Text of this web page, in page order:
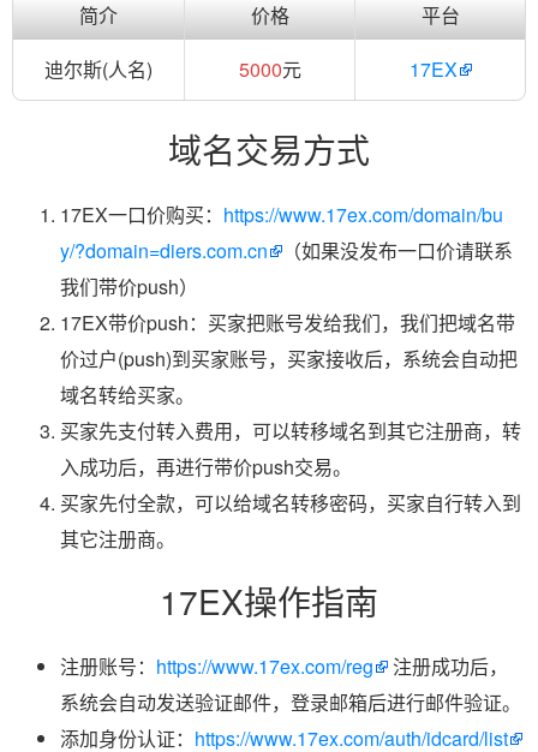
简介 价格
平台
迪尔斯(人名)
5000元 17EX
域名交易方式
17EX一口价购买： https://www.17ex.com/domain/bu
y/?domain=diers.com.cn
（如果没发布一口价请联系
我们带价push）
17EX带价push：买家把账号发给我们，我们把域名带
价过户(push)到买家账号，买家接收后，系统会自动把
域名转给买家。
买家先支付转入费用，可以转移域名到其它注册商，转
入成功后，再进行带价push交易。
买家先付全款，可以给域名转移密码，买家自行转入到
其它注册商。
17EX操作指南
注册账号： https://www.17ex.com/reg
注册成功后，
系统会自动发送验证邮件，登录邮箱后进行邮件验证。
添加身份认证： https://www.17ex.com/auth/idcard/list